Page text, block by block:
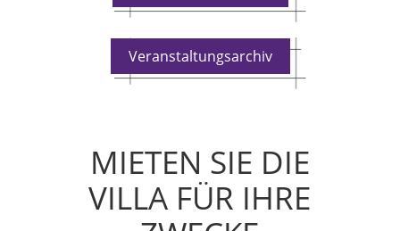
Veranstaltungsarchiv
MIETEN SIE DIE
VILLA FÜR IHRE